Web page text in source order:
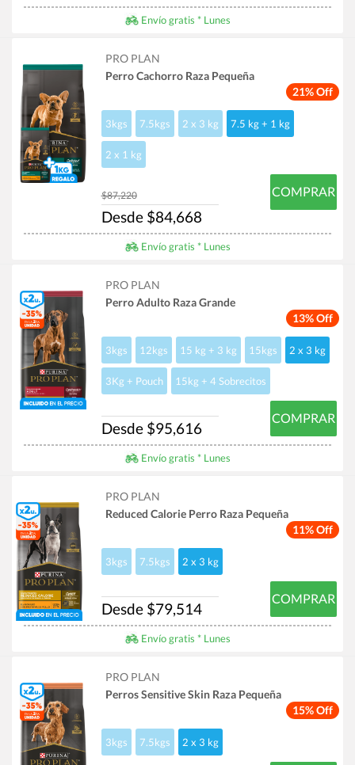
Envío gratis * Lunes
21% Off
PRO PLAN
Perro Cachorro Raza Pequeña
3kgs 7.5kgs 2 x 3 kg 7.5 kg + 1 kg
2 x 1 kg
$87,220
Desde $84,668
COMPRAR
Envío gratis * Lunes
13% Off
PRO PLAN
Perro Adulto Raza Grande
3kgs 12kgs 15 kg + 3 kg 15kgs 2 x 3 kg
3Kg + Pouch 15kg + 4 Sobrecitos
Desde $95,616
COMPRAR
Envío gratis * Lunes
11% Off
PRO PLAN
Reduced Calorie Perro Raza Pequeña
3kgs 7.5kgs 2 x 3 kg
Desde $79,514
COMPRAR
Envío gratis * Lunes
15% Off
PRO PLAN
Perros Sensitive Skin Raza Pequeña
3kgs 7.5kgs 2 x 3 kg